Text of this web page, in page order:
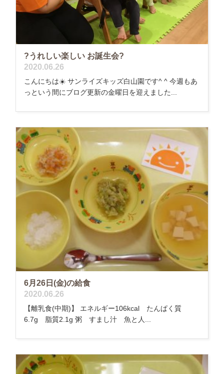
?うれしい楽しい お誕生会?
2020.06.26
こんにちは☀️ サンライズキッズ白山園です^ ^ 今週もあ
っという間にブログ更新の金曜日を迎えました...
6月26日(金)の給食
2020.06.26
【離乳食(中期)】 エネルギー106kcal たんぱく質
6.7g 脂質2.1g 粥 すまし汁 魚と人...